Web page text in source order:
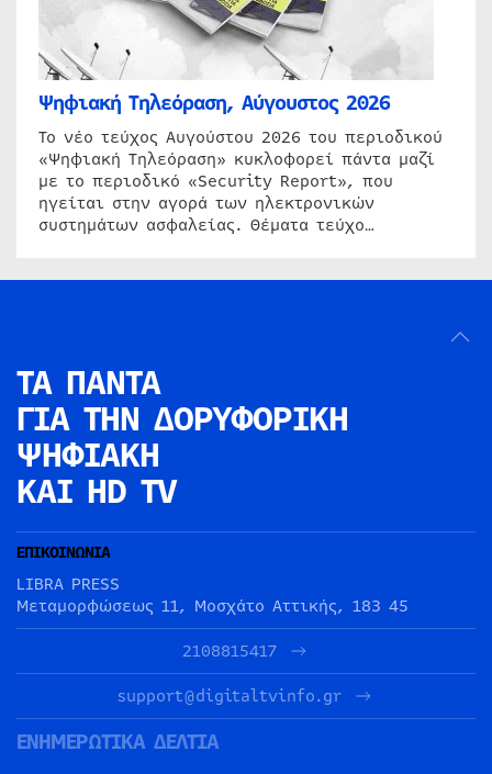
Ψηφιακή Τηλεόραση, Αύγουστος 2026
Το νέο τεύχος Αυγούστου 2026 του περιοδικού
«Ψηφιακή Τηλεόραση» κυκλοφορεί πάντα μαζί
με το περιοδικό «Security Report», που
ηγείται στην αγορά των ηλεκτρονικών
συστημάτων ασφαλείας. Θέματα τεύχο…
ΤΑ ΠΑΝΤΑ
ΓΙΑ ΤΗΝ ΔΟΡΥΦΟΡΙΚΗ
ΨΗΦΙΑΚΗ
ΚΑΙ HD TV
ΕΠΙΚΟΙΝΩΝΙΑ
LIBRA PRESS
Μεταμορφώσεως 11, Μοσχάτο Αττικής, 183 45
2108815417
support@digitaltvinfo.gr
ΕΝΗΜΕΡΩΤΙΚΑ ΔΕΛΤΙΑ